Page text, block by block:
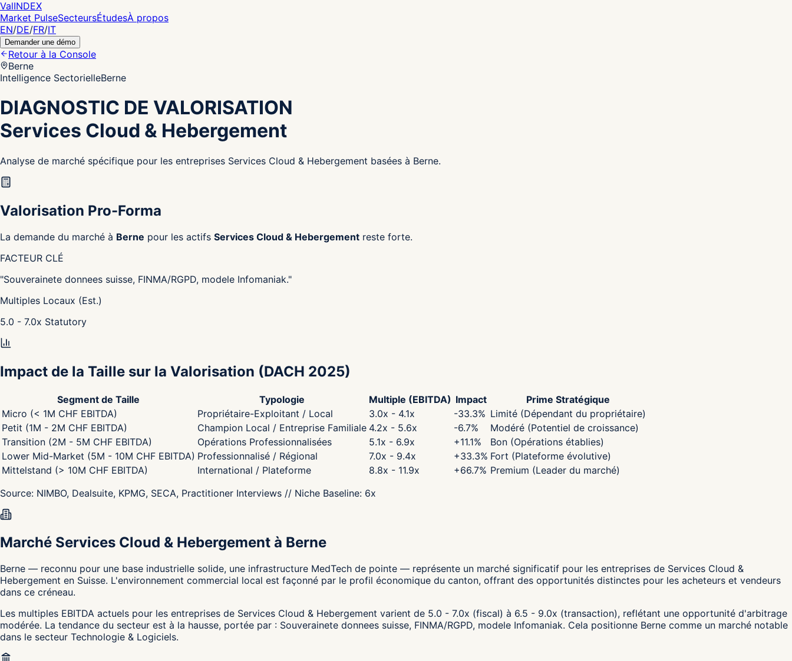
ValINDEX
Market PulseSecteursÉtudesÀ propos
EN/DE/FR/IT
Demander une démo
Retour à la Console
Berne
Intelligence SectorielleBerne
DIAGNOSTIC DE VALORISATION
Services Cloud & Hebergement
Analyse de marché spécifique pour les entreprises Services Cloud & Hebergement basées à Berne.
Valorisation Pro-Forma
La demande du marché à Berne pour les actifs Services Cloud & Hebergement reste forte.
FACTEUR CLÉ
"Souverainete donnees suisse, FINMA/RGPD, modele Infomaniak."
Multiples Locaux (Est.)
5.0 - 7.0x Statutory
Impact de la Taille sur la Valorisation (DACH 2025)
Segment de Taille Typologie Multiple (EBITDA) Impact
Prime Stratégique
Micro (< 1M CHF EBITDA)
Propriétaire-Exploitant / Local 3.0x - 4.1x -33.3% Limité (Dépendant du propriétaire)
Petit (1M - 2M CHF EBITDA)
Champion Local / Entreprise Familiale 4.2x - 5.6x -6.7%
Modéré (Potentiel de croissance)
Transition (2M - 5M CHF EBITDA)
Opérations Professionnalisées 5.1x - 6.9x +11.1%
Bon (Opérations établies)
Lower Mid-Market (5M - 10M CHF EBITDA) Professionnalisé / Régional 7.0x - 9.4x +33.3% Fort (Plateforme évolutive)
Mittelstand (> 10M CHF EBITDA)
International / Plateforme 8.8x - 11.9x +66.7% Premium (Leader du marché)
Source: NIMBO, Dealsuite, KPMG, SECA, Practitioner Interviews // Niche Baseline: 6x
Marché Services Cloud & Hebergement à Berne
Berne — reconnu pour une base industrielle solide, une infrastructure MedTech de pointe — représente un marché significatif pour les entreprises de Services Cloud &
Hebergement en Suisse. L'environnement commercial local est façonné par le profil économique du canton, offrant des opportunités distinctes pour les acheteurs et vendeurs
dans ce créneau.
Les multiples EBITDA actuels pour les entreprises de Services Cloud & Hebergement varient de 5.0 - 7.0x (fiscal) à 6.5 - 9.0x (transaction), reflétant une opportunité d'arbitrage
modérée. La tendance du secteur est à la hausse, portée par : Souverainete donnees suisse, FINMA/RGPD, modele Infomaniak. Cela positionne Berne comme un marché notable
dans le secteur Technologie & Logiciels.